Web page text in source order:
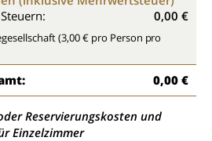
0,00 €
(3,00 € pro Person pro
0,00 €
Reservierungskosten und
Einzelzimmer